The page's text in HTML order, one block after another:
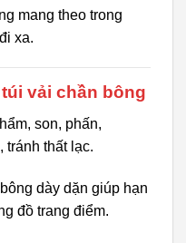
mang theo trong
xa.
vải chần bông
son, phấn,
thất lạc.
dày dặn giúp hạn
đồ trang điểm.